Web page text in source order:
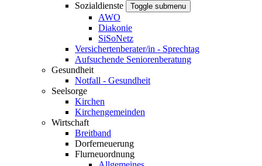
Sozialdienste
Toggle submenu
AWO
Diakonie
SiSoNetz
Versichertenberater/in - Sprechtag
Aufsuchende Seniorenberatung
Gesundheit
Notfall - Gesundheit
Seelsorge
Kirchen
Kirchengemeinden
Wirtschaft
Breitband
Dorferneuerung
Flurneuordnung